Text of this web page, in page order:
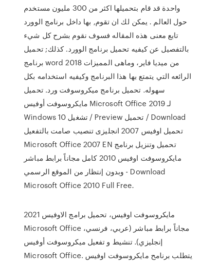
واحدة قد قام بتحميلها اكثر من 300 مليون مستخدم
حول العالم . يمكن لك ان تقوم, بها داخل برنامج الوورد
تابع معنى هذه المقاله فسوف نقوم بشرح كل شيء
بالتفصيل عن كيفيه تحميل برنامج الوورد. كذلك; تحميل
برنامج word 2018 من ميديا فاير، وماهى المميزات
الرائعه التي يتمتع بها هذا البرنامج وكيفيه استخدامه بكل
سهوله. تحميل برنامج ميكروسوفت ورد. تحميل
مايكروسوفت أوفيس Microsoft Office 2019 لـ
Windows 10 تشغيل / Preview تحميل / Download
تحميل اوفيس 2007 انجليزى تنصيب صامت بالتفعيل
Microsoft Office 2007 EN تحميل وتنزيل برنامج
مايكروسوفت اوفيس 2010 كامل مجاناً برابط مباشر
وبدون إنتظار من الموقع الرسمي - Download
Microsoft Office 2010 Full Free.
مايكروسوفت اوفيس، تحميل برامج الاوفيس 2021
Microsoft Office مجاناً برابط مباشر (عربي، فرنسي،
إنجليزي). تنشيط و تفعيل ميكروسوفت أوفيس
Microsoft Office. يتطلب برنامح مايكروسوفت اوفيس